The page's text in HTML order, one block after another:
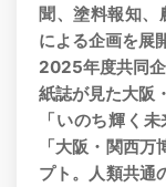
聞、塗料報知
による企画を展
2025年度共同
紙誌が見た大阪
「いのち輝く
「大阪・関西
プト。人類共通